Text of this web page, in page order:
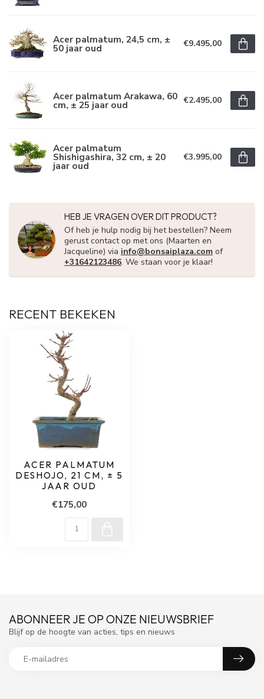
Acer palmatum, 24,5 cm, ±
50 jaar oud €9.495,00
Acer palmatum Arakawa, 60
cm, ± 25 jaar oud €2.495,00
Acer palmatum
Shishigashira, 32 cm, ± 20
jaar oud
€3.995,00
HEB JE VRAGEN OVER DIT PRODUCT?
Of heb je hulp nodig bij het bestellen? Neem
gerust contact op met ons (Maarten en
Jacqueline) via info@bonsaiplaza.com of
+31642123486. We staan voor je klaar!
RECENT BEKEKEN
ACER PALMATUM
DESHOJO, 21 CM, ± 5
JAAR OUD
€175,00
ABONNEER JE OP ONZE NIEUWSBRIEF
Blijf op de hoogte van acties, tips en nieuws